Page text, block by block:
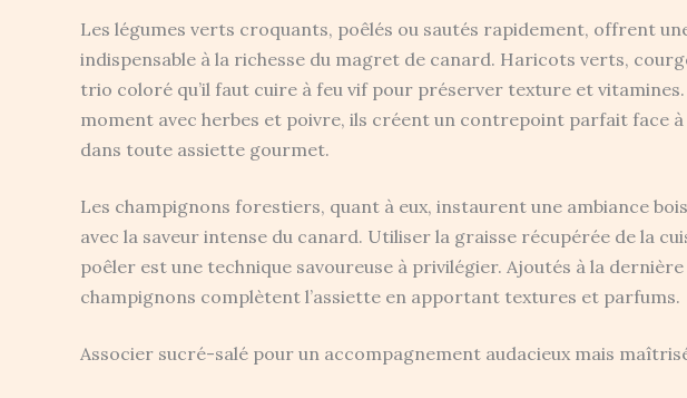
Les légumes verts croquants, poêlés ou sautés rapidement, offrent
indispensable à la richesse du magret de canard. Haricots verts,
trio coloré qu’il faut cuire à feu vif pour préserver texture et
moment avec herbes et poivre, ils créent un contrepoint parfait face
dans toute assiette gourmet.
Les champignons forestiers, quant à eux, instaurent une ambiance
avec la saveur intense du canard. Utiliser la graisse récupérée de la
poêler est une technique savoureuse à privilégier. Ajoutés à la
champignons complètent l’assiette en apportant textures et parfums.
Associer sucré-salé pour un accompagnement audacieux mais